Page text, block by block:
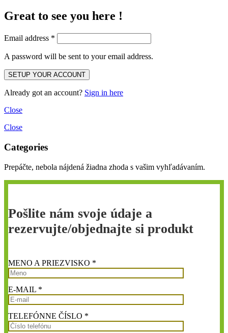
Great to see you here !
Email address *
A password will be sent to your email address.
Already got an account? Sign in here
Close
Close
Categories
Prepáčte, nebola nájdená žiadna zhoda s vašim vyhľadávaním.
Pošlite nám svoje údaje a
rezervujte/objednajte si produkt
MENO A PRIEZVISKO *
E-MAIL *
TELEFÓNNE ČÍSLO *